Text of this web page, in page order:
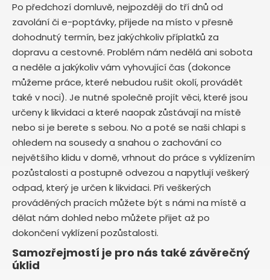
Po předchozí domluvě, nejpozději do tří dnů od
zavolání či e-poptávky, přijede na místo v přesně
dohodnutý termín, bez jakýchkoliv příplatků za
dopravu a cestovné. Problém nám nedělá ani sobota
a neděle a jakýkoliv vám vyhovující čas (dokonce
můžeme práce, které nebudou rušit okolí, provádět
také v noci). Je nutné společně projít věci, které jsou
určeny k likvidaci a které naopak zůstávají na místě
nebo si je berete s sebou. No a poté se naši chlapi s
ohledem na sousedy a snahou o zachování co
největšího klidu v domě, vrhnout do práce s vyklízením
pozůstalosti a postupně odvezou a napytlují veškerý
odpad, který je určen k likvidaci. Při veškerých
prováděných pracích můžete být s námi na místě a
dělat nám dohled nebo můžete přijet až po
dokončení vyklízení pozůstalosti.
Samozřejmostí je pro nás také závěrečný
úklid